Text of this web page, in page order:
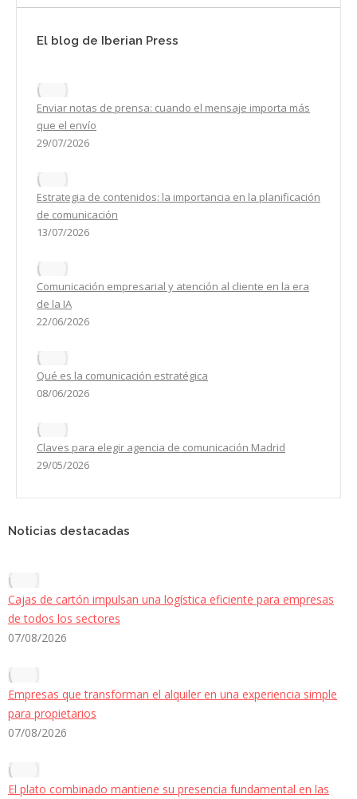
El blog de Iberian Press
Enviar notas de prensa: cuando el mensaje importa más
que el envío
29/07/2026
Estrategia de contenidos: la importancia en la planificación
de comunicación
13/07/2026
Comunicación empresarial y atención al cliente en la era
de la IA
22/06/2026
Qué es la comunicación estratégica
08/06/2026
Claves para elegir agencia de comunicación Madrid
29/05/2026
Noticias destacadas
Cajas de cartón impulsan una logística eficiente para empresas
de todos los sectores
07/08/2026
Empresas que transforman el alquiler en una experiencia simple
para propietarios
07/08/2026
El plato combinado mantiene su presencia fundamental en las